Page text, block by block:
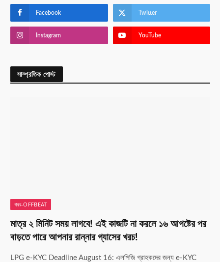
Facebook Twitter
Instagram YouTube
সাম্প্রতিক পোস্ট
খবর-OFFBEAT
মাত্র ২ মিনিট সময় লাগবে! এই কাজটি না করলে ১৬ আগষ্টের পর
বাড়তে পারে আপনার রান্নার গ্যাসের খরচ!
LPG e-KYC Deadline August 16: এলপিজি গ্রাহকদের জন্য e-KYC